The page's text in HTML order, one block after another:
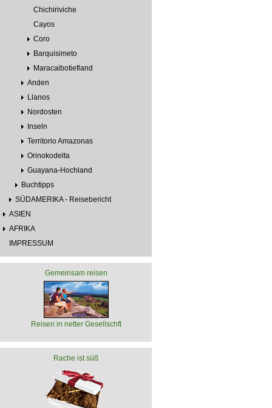
Chichiriviche
Cayos
Coro
Barquisimeto
Maracaibotiefland
Anden
Llanos
Nordosten
Inseln
Territorio Amazonas
Orinokodelta
Guayana-Hochland
Buchtipps
SÜDAMERIKA - Reisebericht
ASIEN
AFRIKA
IMPRESSUM
Gemeinsam reisen
Reisen in netter Gesellschft
Rache ist süß